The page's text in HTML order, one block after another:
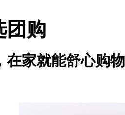
团购
在家就能舒心购物